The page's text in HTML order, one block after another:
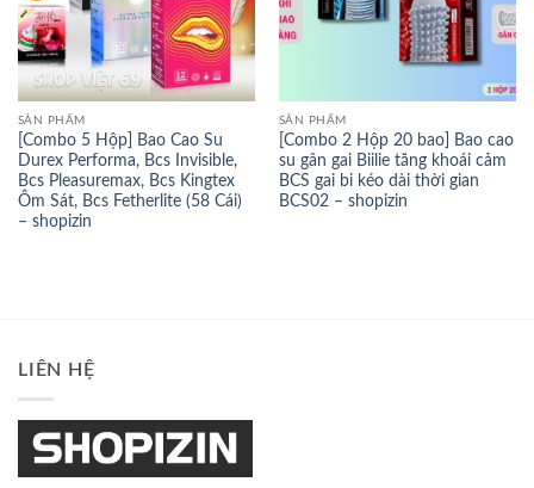
SẢN PHẨM
[Combo 5 Hộp] Bao Cao Su
Durex Performa, Bcs Invisible,
Bcs Pleasuremax, Bcs Kingtex
Ôm Sát, Bcs Fetherlite (58 Cái)
– shopizin
SẢN PHẨM
[Combo 2 Hộp 20 bao] Bao cao
su gân gai Biilie tăng khoái cảm
BCS gai bi kéo dài thời gian
BCS02 – shopizin
LIÊN HỆ